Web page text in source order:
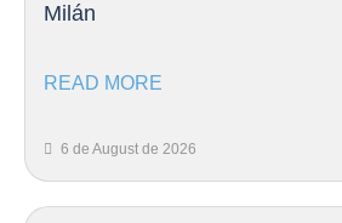
Milán
READ MORE
6 de August de 2026